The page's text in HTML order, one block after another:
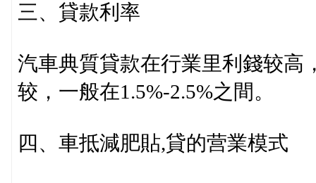
三、貸款利率
汽車典質貸款在行業里利錢较高
较，一般在1.5%-2.5%之間。
四、車抵減肥貼,貸的营業模式